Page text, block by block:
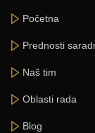
Početna
Prednosti
Naš tim
Oblasti rada
Blog